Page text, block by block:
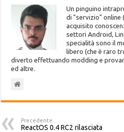
Un pinguino
di "servizio" online
acquisito
settori Android,
specialità sono il
libero (che è raro
diverto effettuando modding e
ed altre.
Precedente
ReactOS 0.4 RC2 rilasciata